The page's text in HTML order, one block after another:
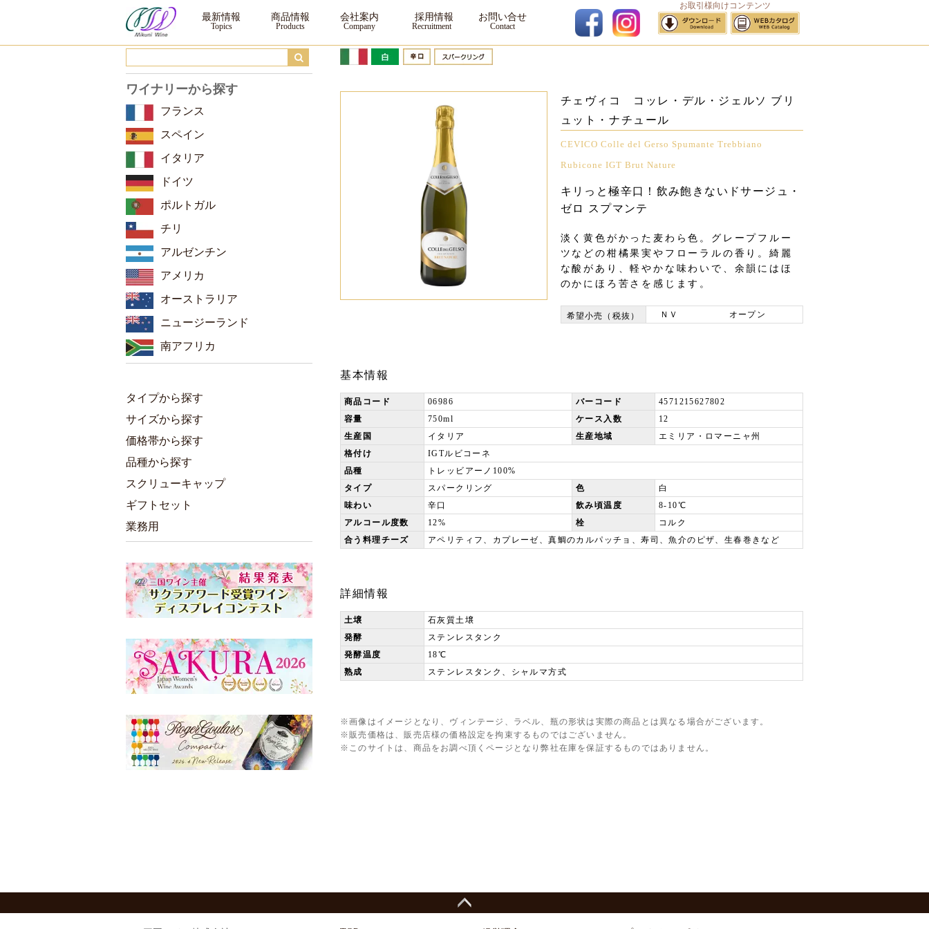
チェヴィコ コッレ・デル・ジェルソ ブリュット・ナチュール ｜ ワイン ｜三国ワイン
最新情報 商品情報 会社案内 採用情報 お問い合せ
お取引様向けコンテンツ
チェヴィコ コッレ・デル・ジェルソ ブリ
ュット・ナチュール
CEVICO Colle del Gerso Spumante Trebbiano
Rubicone IGT Brut Nature
キリっと極辛口！飲み飽きないドサージュ・
ゼロ スプマンテ
淡く黄色がかった麦わら色。グレープフルー
ツなどの柑橘果実やフローラルの香り。綺麗
な酸があり、軽やかな味わいで、余韻にはほ
のかにほろ苦さを感じます。
希望小売（税抜） ＮＶ オープン
基本情報
商品コード 06986 バーコード
4571215627802
容量
750ml ケース入数
12
生産国
イタリア 生産地域
エミリア・ロマーニャ州
格付け
IGTルビコーネ
品種
トレッビアーノ100%
タイプ
スパークリング 色
白
味わい
辛口 飲み頃温度
8-10℃
アルコール度数
12% 栓
コルク
合う料理チーズ
アペリティフ、カプレーゼ、真鯛のカルパッチョ、寿司、魚介のピザ、生春巻きなど
詳細情報
土壌
石灰質土壌
発酵
ステンレスタンク
発酵温度
18℃
熟成
ステンレスタンク、シャルマ方式
※画像はイメージとなり、ヴィンテージ、ラベル、瓶の形状は実際の商品とは異なる場合がございます。
※販売価格は、販売店様の価格設定を拘束するものではございません。
※このサイトは、商品をお調べ頂くページとなり弊社在庫を保証するものではありません。
ワイナリーから探す
フランス
スペイン
イタリア
ドイツ
ポルトガル
チリ
アルゼンチン
アメリカ
オーストラリア
ニュージーランド
南アフリカ
タイプから探す
サイズから探す
価格帯から探す
品種から探す
スクリューキャップ
ギフトセット
業務用